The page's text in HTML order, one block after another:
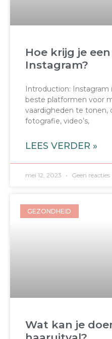
Hoe krijg je
Instagram?
Introduction: Instagram
beste platformen voor
vaardigheden te tonen,
fotografie, video’s,
LEES VERDER »
mei 12, 2023 Geen reacties
GEZONDHEID
Wat kan je